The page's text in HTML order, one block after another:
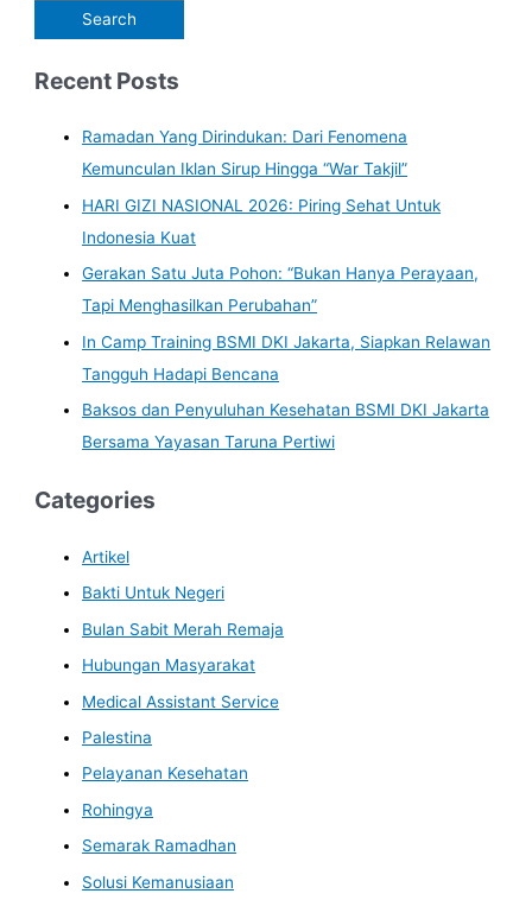
Recent Posts
Ramadan Yang Dirindukan: Dari Fenomena
Kemunculan Iklan Sirup Hingga “War Takjil”
HARI GIZI NASIONAL 2026: Piring Sehat Untuk
Indonesia Kuat
Gerakan Satu Juta Pohon: “Bukan Hanya Perayaan,
Tapi Menghasilkan Perubahan”
In Camp Training BSMI DKI Jakarta, Siapkan Relawan
Tangguh Hadapi Bencana
Baksos dan Penyuluhan Kesehatan BSMI DKI Jakarta
Bersama Yayasan Taruna Pertiwi
Categories
Artikel
Bakti Untuk Negeri
Bulan Sabit Merah Remaja
Hubungan Masyarakat
Medical Assistant Service
Palestina
Pelayanan Kesehatan
Rohingya
Semarak Ramadhan
Solusi Kemanusiaan